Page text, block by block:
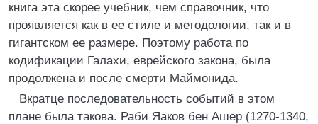
книга эта скорее учебник, чем справочник, что
проявляется как в ее стиле и методологии, так и в
гигантском ее размере. Поэтому работа по
кодификации Галахи, еврейского закона, была
продолжена и после смерти Маймонида.
Вкратце последовательность событий в этом
плане была такова. Раби Яаков бен Ашер (1270-1340,